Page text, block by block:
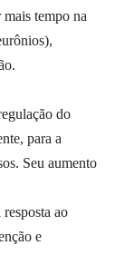
mais tempo na
do
para a
Seu aumento
ao
e